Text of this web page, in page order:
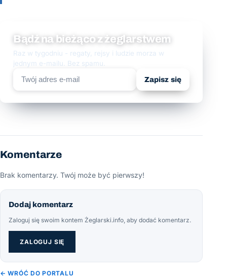
Bądź na bieżąco z żeglarstwem
Raz w tygodniu - regaty, rejsy i ludzie morza w
jednym e-mailu. Bez spamu.
Zapisz się
Komentarze
Brak komentarzy. Twój może być pierwszy!
Dodaj komentarz
Zaloguj się swoim kontem Żeglarski.info, aby dodać komentarz.
ZALOGUJ SIĘ
← WRÓĆ DO PORTALU